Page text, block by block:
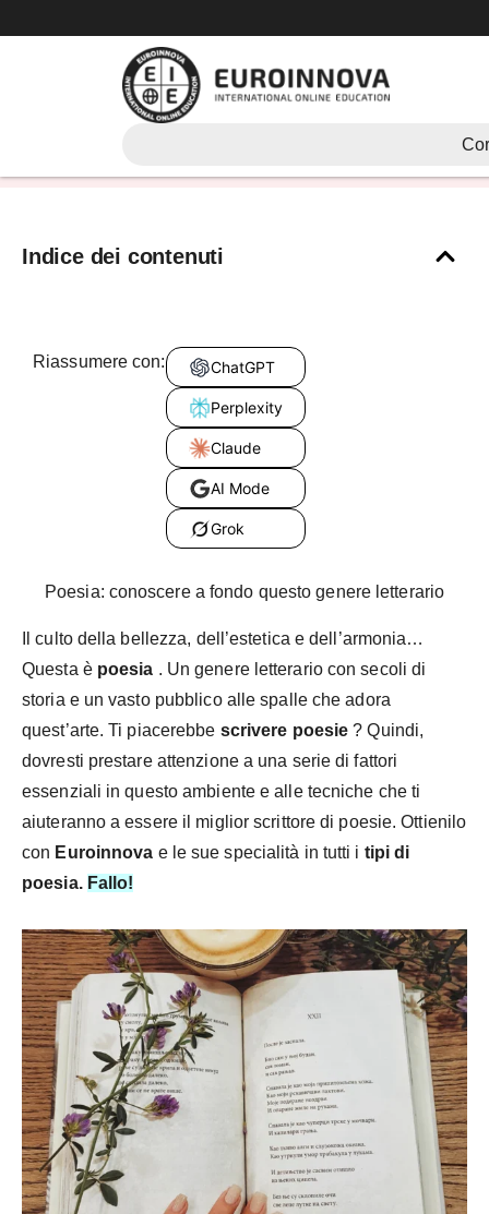
al
tipi di poesia
Indice dei contenuti
Riassumere con: ChatGPT
Perplexity
Claude
AI Mode
Grok
Poesia: conoscere a fondo questo genere letterario
Il culto della bellezza, dell’estetica e dell’armonia…
Questa è poesia . Un genere letterario con secoli di
storia e un vasto pubblico alle spalle che adora
quest’arte. Ti piacerebbe scrivere poesie ? Quindi,
dovresti prestare attenzione a una serie di fattori
essenziali in questo ambiente e alle tecniche che ti
aiuteranno a essere il miglior scrittore di poesie. Ottienilo
con Euroinnova e le sue specialità in tutti i tipi di
poesia. Fallo!